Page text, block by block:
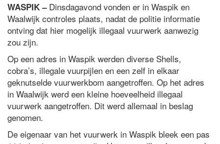
WASPIK –Dinsdagavond vonden er in Waspik en
Waalwijk controles plaats, nadat de politie informatie
ontving dat hier mogelijk illegaal vuurwerk aanwezig
zou zijn.
Op een adres in Waspik werden diverse Shells,
cobra’s, illegale vuurpijlen en een zelf in elkaar
geknutselde vuurwerkbom aangetroffen. Op het adres
in Waalwijk werd een kleine hoeveelheid illegaal
vuurwerk aangetroffen. Dit werd allemaal in beslag
genomen.
De eigenaar van het vuurwerk in Waspik bleek een pas